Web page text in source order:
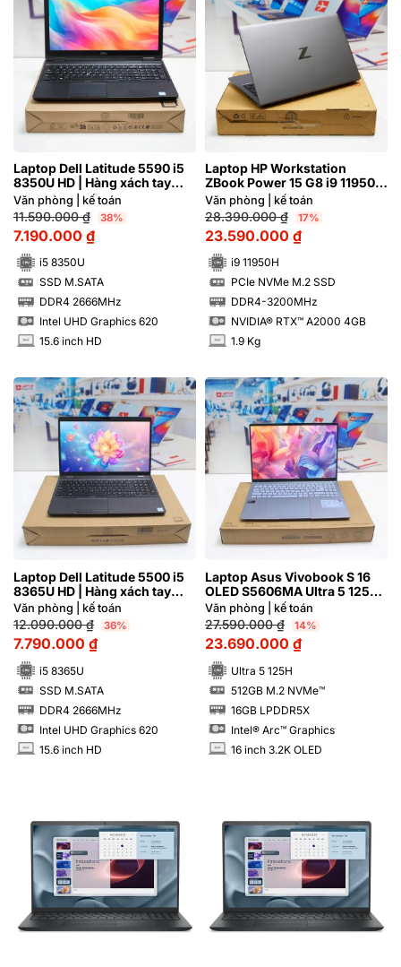
Laptop Dell Latitude 5590 i5
8350U HD | Hàng xách tay
97%
Văn phòng | kế toán
11.590.000₫ 38%
7.190.000 ₫
i5 8350U
SSD SSD M.SATA
DDR4 2666MHz
Intel UHD Graphics 620
INCH 15.6 inch HD
Laptop HP Workstation
ZBook Power 15 G8 i9 11950H
FHD NVIDIA® RTX™ A2000
4GB | Hàng xách tay 99%
Văn phòng | kế toán­­
28.390.000₫ 17%
23.590.000 ₫
i9 11950H
SSD PCIe NVMe M.2 SSD
DDR4-3200MHz
NVIDIA® RTX™ A2000 4GB
INCH 1.9 Kg
Laptop Dell Latitude 5500 i5
8365U HD | Hàng xách tay
97%
Văn phòng | kế toán
12.090.000₫ 36%
7.790.000 ₫
i5 8365U
SSD M.SATA
DDR4 2666MHz
Intel UHD Graphics 620
15.6 inch HD
Laptop Asus Vivobook S 16
OLED S5606MA Ultra 5 125H
RAM 16GB M2.SSD 512GB
3.2K OLED
Văn phòng | kế toán
27.590.000₫ 14%
23.690.000 ₫
Ultra 5 125H
512GB M.2 NVMe™
16GB LPDDR5X
Intel® Arc™ Graphics
16 inch 3.2K OLED